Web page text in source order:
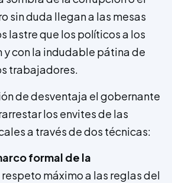
sin duda llegan a las mesas
lastre que los políticos a los
y con la indudable pátina de
trabajadores.
de desventaja el gobernante
los envites de las
a través de dos técnicas:
formal de la
respeto máximo a las reglas del